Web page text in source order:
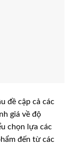
đề cập cả các
giá về độ
chọn lựa các
đến từ các